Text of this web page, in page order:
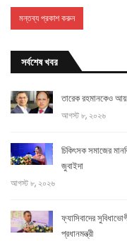
সর্বশেষ খবর
তারেক রহমানকেও
আগস্ট ৮, ২০২৬
চিকিৎসক সমাজের
জুবাইদা
আগস্ট ৮, ২০২৬
ফ্যাসিবাদের
প্রধানমন্ত্রী